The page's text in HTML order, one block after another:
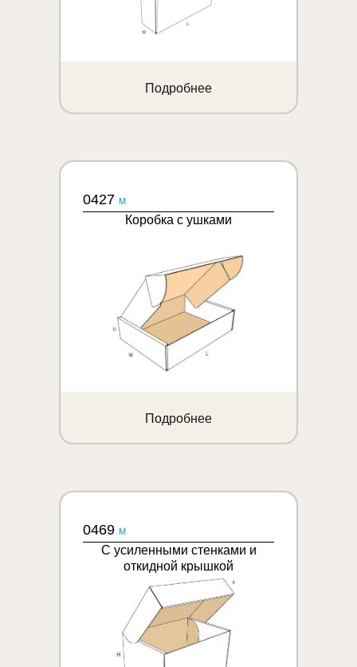
Подробнее
0427 M
Коробка с ушками
Подробнее
0469 M
С усиленными стенками и
откидной крышкой